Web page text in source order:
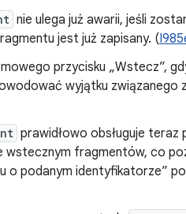
nie ulega już awarii, jeśli
jest już zapisany. (
przycisku „Wstecz”,
wyjątku związanego
prawidłowo obsługuje
wstecznym fragmentów, co
o podanym identyfikatorze”